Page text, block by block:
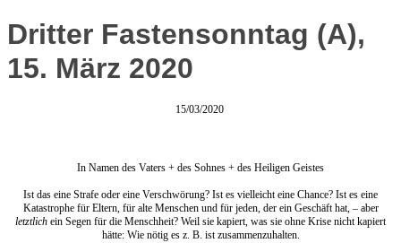
Dritter Fastensonntag (A),
15. März 2020
15/03/2020
In Namen des Vaters + des Sohnes + des Heiligen Geistes
Ist das eine Strafe oder eine Verschwörung? Ist es vielleicht eine Chance? Ist es eine
Katastrophe für Eltern, für alte Menschen und für jeden, der ein Geschäft hat, – aber
letztlich ein Segen für die Menschheit? Weil sie kapiert, was sie ohne Krise nicht kapiert
hätte: Wie nötig es z. B. ist zusammenzuhalten.